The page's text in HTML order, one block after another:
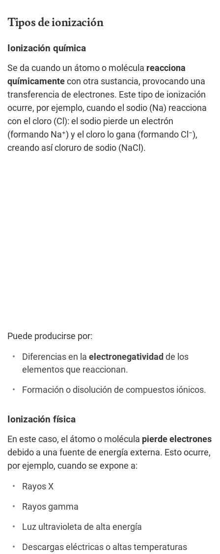
Tipos de ionización
Ionización química
Se da cuando un átomo o molécula reacciona
químicamente con otra sustancia, provocando una
transferencia de electrones. Este tipo de ionización
ocurre, por ejemplo, cuando el sodio (Na) reacciona
con el cloro (Cl): el sodio pierde un electrón
(formando Na⁺) y el cloro lo gana (formando Cl⁻),
creando así cloruro de sodio (NaCl).
Puede producirse por:
Diferencias en la electronegatividad de los
elementos que reaccionan.
Formación o disolución de compuestos iónicos.
Ionización física
En este caso, el átomo o molécula pierde electrones
debido a una fuente de energía externa. Esto ocurre,
por ejemplo, cuando se expone a:
Rayos X
Rayos gamma
Luz ultravioleta de alta energía
Descargas eléctricas o altas temperaturas